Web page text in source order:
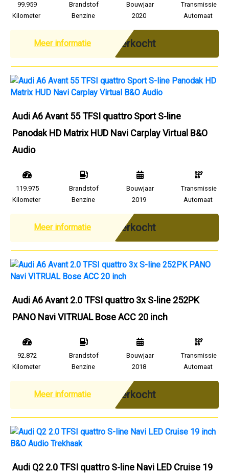
99.959
Kilometer
Brandstof
Benzine
Bouwjaar
2020
Transmissie
Automaat
Meer informatie Verkocht
Audi A6 Avant 55 TFSI quattro Sport S-line
Panodak HD Matrix HUD Navi Carplay Virtual B&O
Audio
119.975
Kilometer
Brandstof
Benzine
Bouwjaar
2019
Transmissie
Automaat
Meer informatie Verkocht
Audi A6 Avant 2.0 TFSI quattro 3x S-line 252PK
PANO Navi VITRUAL Bose ACC 20 inch
92.872
Kilometer
Brandstof
Benzine
Bouwjaar
2018
Transmissie
Automaat
Meer informatie Verkocht
Audi Q2 2.0 TFSI quattro S-line Navi LED Cruise 19